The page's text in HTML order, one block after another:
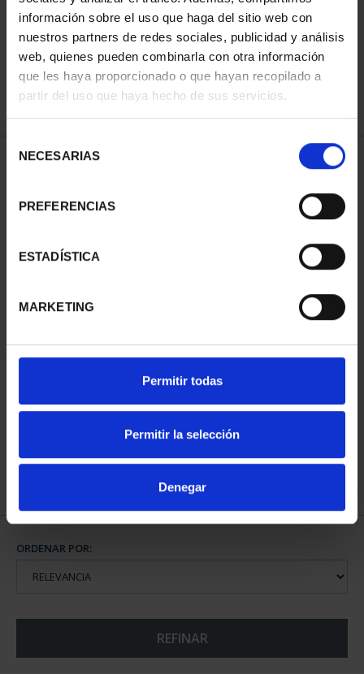
información sobre el uso que haga del sitio web con
nuestros partners de redes sociales, publicidad y análisis
web, quienes pueden combinarla con otra información
que les haya proporcionado o que hayan recopilado a
partir del uso que haya hecho de sus servicios.
NECESARIAS
PREFERENCIAS
ESTADÍSTICA
MARKETING
Permitir todas
Permitir la selección
Denegar
REFINAR
1 Productos encontrados
MARIA MOLINER (2025)
140,00 €
ORDENAR POR:
REFINAR